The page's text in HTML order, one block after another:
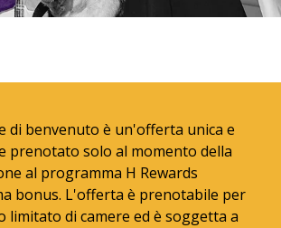
di benvenuto è un'offerta unica e
prenotato solo al momento della
al programma H Rewards
bonus. L'offerta è prenotabile per
limitato di camere ed è soggetta a